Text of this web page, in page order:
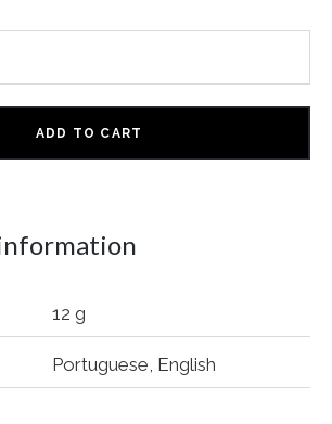
ADD TO CART
12 g
Portuguese, English